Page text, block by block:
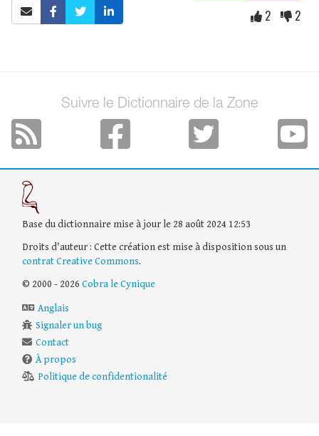
2 2
Suivre le Dictionnaire de la Zone
Base du dictionnaire mise à jour le 28 août 2024 12:53
Droits d'auteur : Cette création est mise à disposition sous un
contrat Creative Commons.
© 2000 - 2026 Cobra le Cynique
Anglais
Signaler un bug
Contact
À propos
Politique de confidentionalité